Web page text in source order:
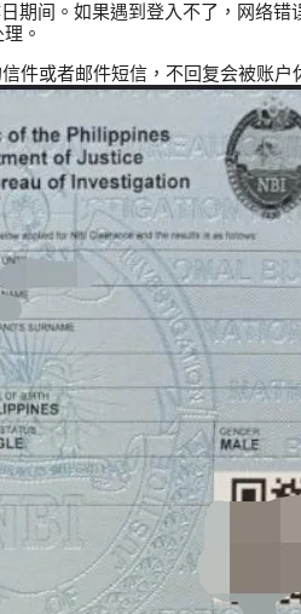
期间。如果遇到登入不了，网络
。
件或者邮件短信，不回复会被账户